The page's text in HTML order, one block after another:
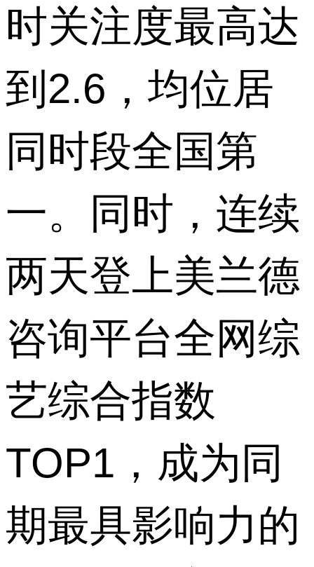
时关注度最高达
到2.6 ，均位居
同时段全国第
一。同时，连续
两天登上美兰德
咨询平台全网综
艺综合指数
TOP1 ，成为同
期最具影响力的